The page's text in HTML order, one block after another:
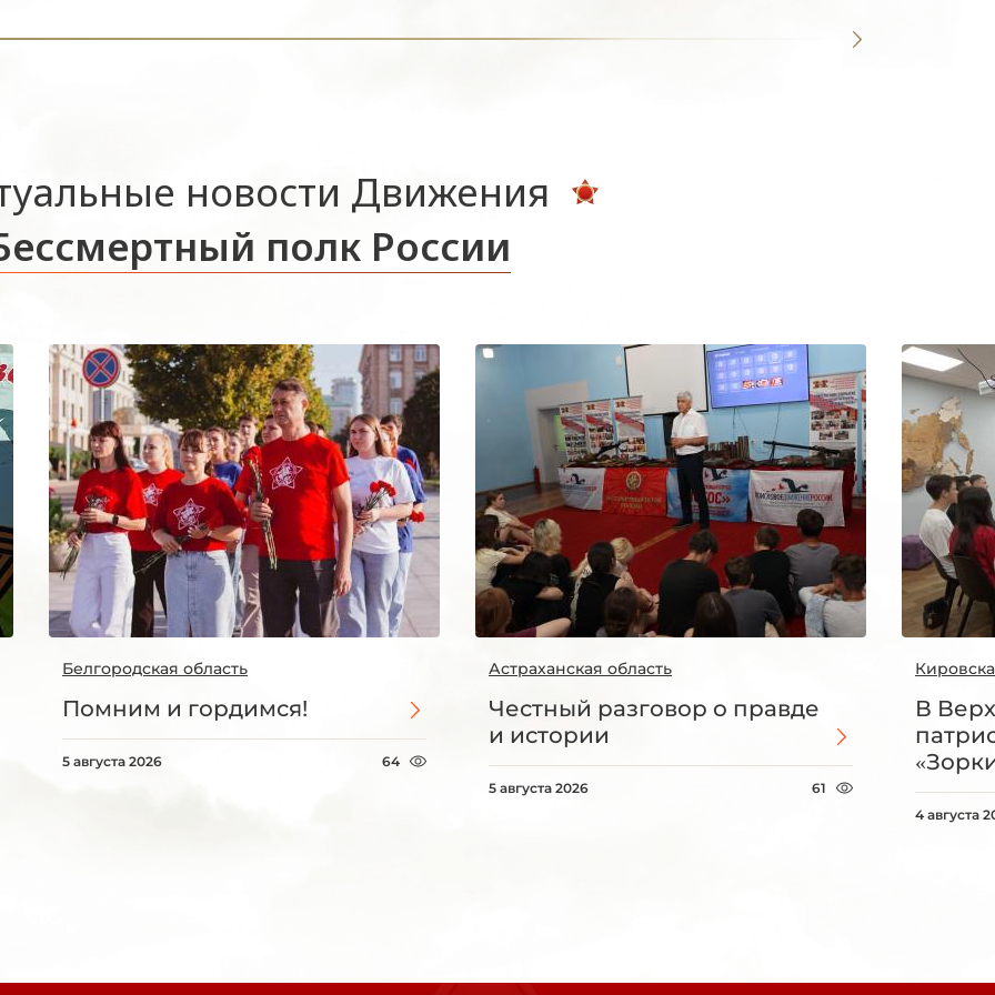
новости Движения
полк России
Белгородская область
Помним и гордимся!
5 августа 2026 64
Астраханская область
Честный разговор о правде
и истории
5 августа 2026 61
В
4 августа